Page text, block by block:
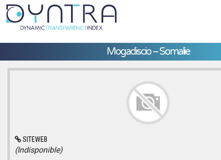
Mogadiscio – Somalie
SITEWEB
(Indisponible)